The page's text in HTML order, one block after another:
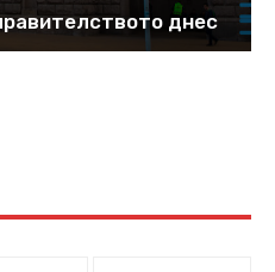
днес